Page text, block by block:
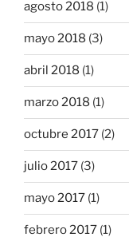
agosto 2018 (1)
mayo 2018 (3)
abril 2018 (1)
marzo 2018 (1)
octubre 2017 (2)
julio 2017 (3)
mayo 2017 (1)
febrero 2017 (1)